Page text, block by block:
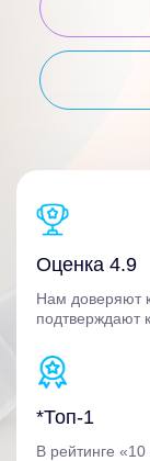
Оценка 4.9
Нам доверяют
подтверждают
*Топ-1
В рейтинге